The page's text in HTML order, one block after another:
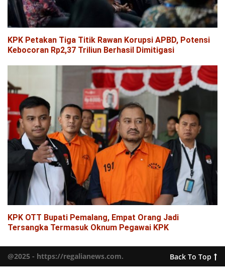
KPK Petakan Tiga Titik Rawan Korupsi APBD, Potensi
Kebocoran Rp2,37 Triliun Berhasil Dimitigasi
KPK OTT Bupati Pemalang, Empat Orang Jadi
Tersangka Termasuk Oknum Pegawai KPK
@2025 - https://regalianews.com. Back To Top